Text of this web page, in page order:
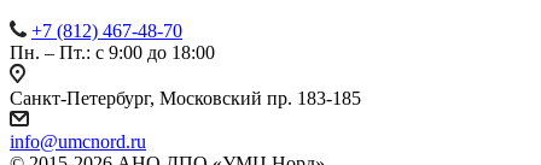
+7 (812) 467-48-70
Пн. – Пт.: с 9:00 до 18:00
Санкт-Петербург, Московский пр. 183-185
info@umcnord.ru